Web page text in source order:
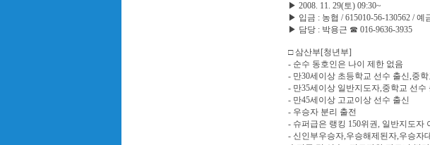
▶ 2008. 11. 29(토) 09:30~
▶ 입금 : 농협 / 615010-56-130562 /
▶ 담당 : 박용근 ☎ 016-9636-3935
□ 삼산부[청년부]
- 순수 동호인은 나이 제한 없음
- 만30세이상 초등학교 선수 출신,중
- 만35세이상 일반지도자,중학교 선수
- 만45세이상 고교이상 선수 출신
- 우승자 분리 출전
- 슈퍼급은 랭킹 150위권, 일반지도자
- 신인부우승자,우승해제된자,우승자